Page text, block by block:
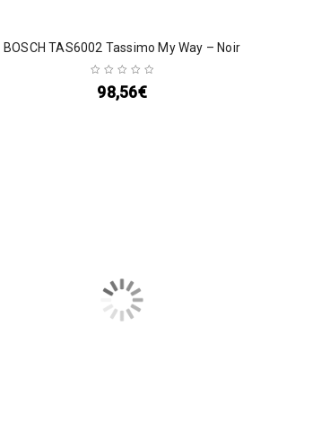
BOSCH TAS6002 Tassimo My Way – Noir
98,56€